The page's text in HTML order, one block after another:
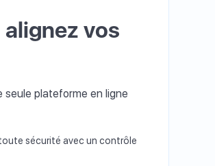
vos
plateforme en ligne
sécurité avec un contrôle